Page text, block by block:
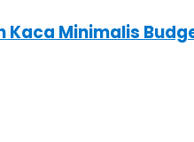
Kaca Minimalis